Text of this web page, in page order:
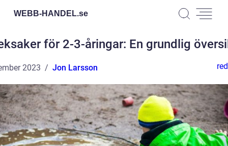
WEBB-HANDEL.se
för 2-3-åringar: En grundlig
2023 Jon Larsson